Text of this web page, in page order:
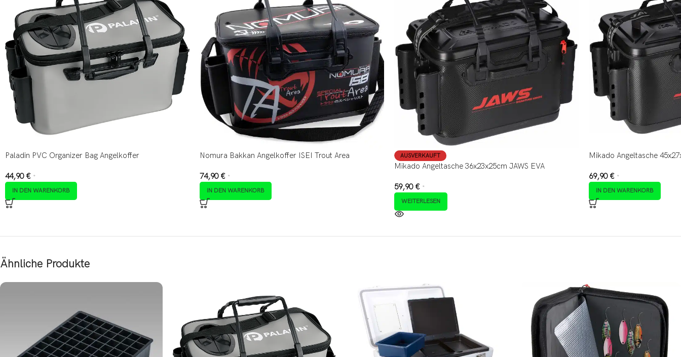
Paladin PVC Organizer Bag Angelkoffer
44,90 € *
IN DEN WARENKORB
Nomura Bakkan Angelkoffer ISEI Trout Area
74,90 € *
IN DEN WARENKORB
AUSVERKAUFT
Mikado Angeltasche 36x23x25cm JAWS EVA
59,90 € *
WEITERLESEN
Mikado Angeltasche
69,90 € *
IN DEN WARENKORB
Ähnliche Produkte